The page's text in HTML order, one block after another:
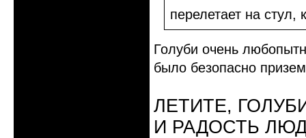
перелетает на стул,
Голуби очень
было безопасно
ЛЕТИТЕ,
И РАДОСТЬ